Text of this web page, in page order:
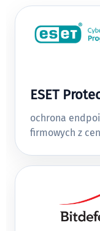
ESET
ochrona
firmowych z